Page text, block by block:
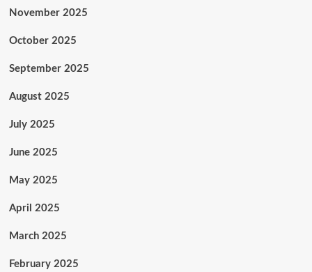
November 2025
October 2025
September 2025
August 2025
July 2025
June 2025
May 2025
April 2025
March 2025
February 2025